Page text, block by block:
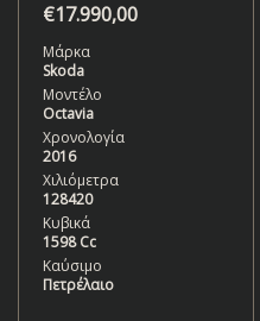
€17.990,00
Μάρκα
Skoda
Μοντέλο
Octavia
Χρονολογία
2016
Χιλιόμετρα
128420
Κυβικά
1598 Cc
Καύσιμο
Πετρέλαιο